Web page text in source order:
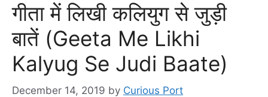
गीता में लिखी कलियुग से जुड़ी
बातें (Geeta Me Likhi
Kalyug Se Judi Baate)
December 14, 2019 by Curious Port